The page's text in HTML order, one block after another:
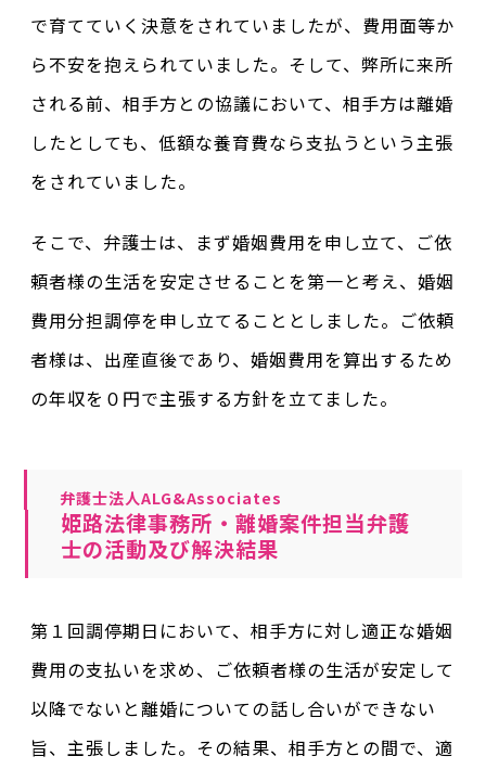
で育てていく決意をされていましたが、費用面等か
ら不安を抱えられていました。そして、弊所に来所
される前、相手方との協議において、相手方は離婚
したとしても、低額な養育費なら支払うという主張
をされていました。
そこで、弁護士は、まず婚姻費用を申し立て、ご依
頼者様の生活を安定させることを第一と考え、婚姻
費用分担調停を申し立てることとしました。ご依頼
者様は、出産直後であり、婚姻費用を算出するため
の年収を０円で主張する方針を立てました。
弁護士法人ALG&Associates
姫路法律事務所・離婚案件担当弁護
士の活動及び解決結果
第１回調停期日において、相手方に対し適正な婚姻
費用の支払いを求め、ご依頼者様の生活が安定して
以降でないと離婚についての話し合いができない
旨、主張しました。その結果、相手方との間で、適